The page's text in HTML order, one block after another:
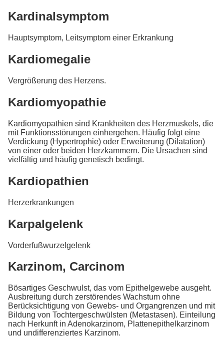
Kardinalsymptom
Hauptsymptom, Leitsymptom einer Erkrankung
Kardiomegalie
Vergrößerung des Herzens.
Kardiomyopathie
Kardiomyopathien sind Krankheiten des Herzmuskels, die
mit Funktionsstörungen einhergehen. Häufig folgt eine
Verdickung (Hypertrophie) oder Erweiterung (Dilatation)
von einer oder beiden Herzkammern. Die Ursachen sind
vielfältig und häufig genetisch bedingt.
Kardiopathien
Herzerkrankungen
Karpalgelenk
Vorderfußwurzelgelenk
Karzinom, Carcinom
Bösartiges Geschwulst, das vom Epithelgewebe ausgeht.
Ausbreitung durch zerstörendes Wachstum ohne
Berücksichtigung von Gewebs- und Organgrenzen und mit
Bildung von Tochtergeschwülsten (Metastasen). Einteilung
nach Herkunft in Adenokarzinom, Plattenepithelkarzinom
und undifferenziertes Karzinom.